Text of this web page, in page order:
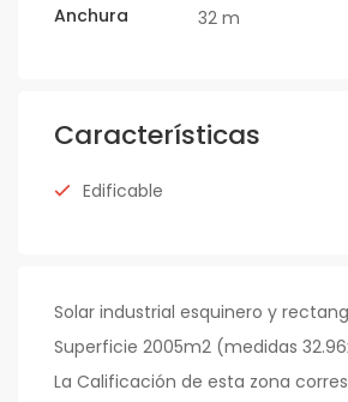
Anchura 32 m
Características
Edificable
Solar industrial esquinero y
Superficie 2005m2 (medidas
La Calificación de esta zona